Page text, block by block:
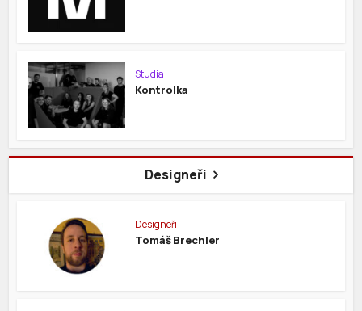
Studia
Kontrolka
Designeři
Designeři
Tomáš Brechler